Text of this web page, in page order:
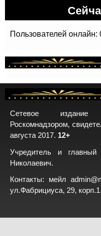
Пользователей онлайн:
Сетевое издание
Роскомнадзором,
августа 2017. 12+
Учредитель и
Николаевич.
Контакты: мейл
ул.Фабрициуса, 29, корп.1.